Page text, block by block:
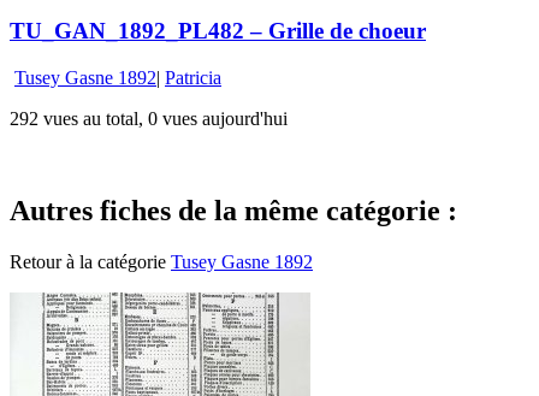
TU_GAN_1892_PL482 – Grille de choeur
Tusey Gasne 1892| Patricia
292 vues au total, 0 vues aujourd'hui
Autres fiches de la même catégorie :
Retour à la catégorie Tusey Gasne 1892